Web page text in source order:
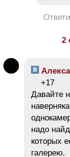
2
+17
Давайте
надо
которых
галерею.